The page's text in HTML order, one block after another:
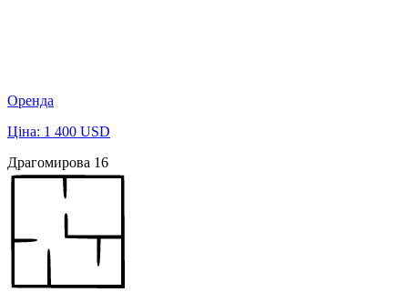
Оренда
Ціна: 1 400 USD
Драгомирова 16